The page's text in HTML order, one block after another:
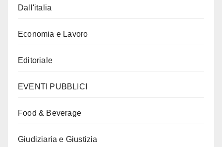
Dall'italia
Economia e Lavoro
Editoriale
EVENTI PUBBLICI
Food & Beverage
Giudiziaria e Giustizia